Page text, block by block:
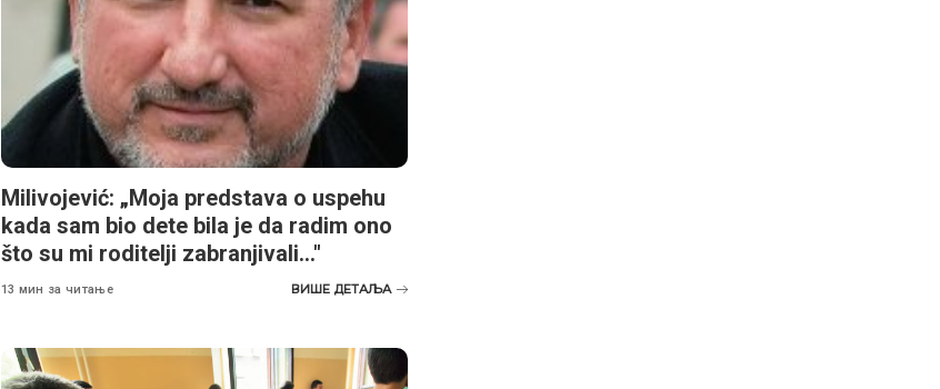
Milivojević: „Moja predstava o uspehu
kada sam bio dete bila je da radim ono
što su mi roditelji zabranjivali…"
13 мин за читање ВИШЕ ДЕТАЉА